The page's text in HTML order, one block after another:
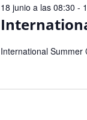
18 junio a las 08:30 -
International Summer